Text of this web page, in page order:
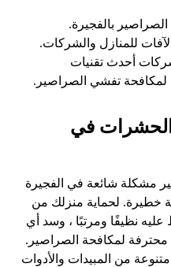
بالفجيرة.
للمنازل والشركات.
أحدث تقنيات
لمكافحة تفشي الصراصير.
في
مشكلة شائعة في الفجيرة
لحماية منزلك من
نظيفًا ومرتبًا ، وسد أي
لمكافحة الصراصير.
من المبيدات والأدوات